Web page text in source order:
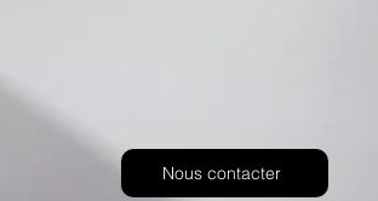
Nous contacter